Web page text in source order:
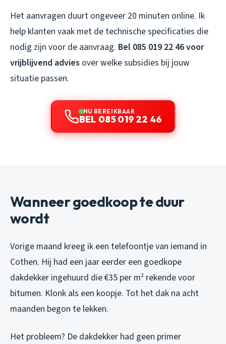
Het aanvragen duurt ongeveer 20 minuten online. Ik
help klanten vaak met de technische specificaties die
nodig zijn voor de aanvraag. Bel 085 019 22 46 voor
vrijblijvend advies over welke subsidies bij jouw
situatie passen.
NU BEREIKBAAR
BEL 085 019 22 46
Wanneer goedkoop te duur
wordt
Vorige maand kreeg ik een telefoontje van iemand in
Cothen. Hij had een jaar eerder een goedkope
dakdekker ingehuurd die €35 per m² rekende voor
bitumen. Klonk als een koopje. Tot het dak na acht
maanden begon te lekken.
Het probleem? De dakdekker had geen primer